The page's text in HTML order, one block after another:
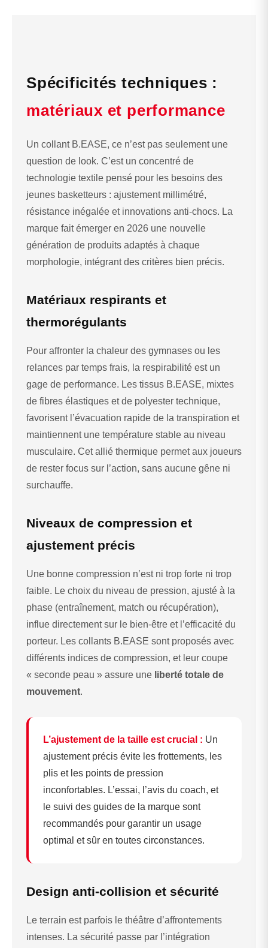
Spécificités techniques :
matériaux et performance
Un collant B.EASE, ce n’est pas seulement une
question de look. C’est un concentré de
technologie textile pensé pour les besoins des
jeunes basketteurs : ajustement millimétré,
résistance inégalée et innovations anti-chocs. La
marque fait émerger en 2026 une nouvelle
génération de produits adaptés à chaque
morphologie, intégrant des critères bien précis.
Matériaux respirants et
thermorégulants
Pour affronter la chaleur des gymnases ou les
relances par temps frais, la respirabilité est un
gage de performance. Les tissus B.EASE, mixtes
de fibres élastiques et de polyester technique,
favorisent l’évacuation rapide de la transpiration et
maintiennent une température stable au niveau
musculaire. Cet allié thermique permet aux joueurs
de rester focus sur l’action, sans aucune gêne ni
surchauffe.
Niveaux de compression et
ajustement précis
Une bonne compression n’est ni trop forte ni trop
faible. Le choix du niveau de pression, ajusté à la
phase (entraînement, match ou récupération),
influe directement sur le bien-être et l’efficacité du
porteur. Les collants B.EASE sont proposés avec
différents indices de compression, et leur coupe
« seconde peau » assure une liberté totale de
mouvement.
L’ajustement de la taille est crucial : Un
ajustement précis évite les frottements, les
plis et les points de pression
inconfortables. L’essai, l’avis du coach, et
le suivi des guides de la marque sont
recommandés pour garantir un usage
optimal et sûr en toutes circonstances.
Design anti-collision et sécurité
Le terrain est parfois le théâtre d’affrontements
intenses. La sécurité passe par l’intégration